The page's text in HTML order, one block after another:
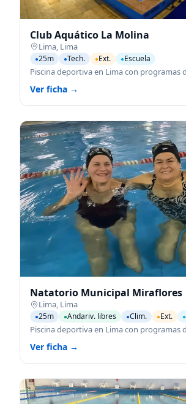
Club Aquático La Molina
Lima, Lima
●25m ●Tech. ●Ext. ●Escuela
Ver ficha →
Natatorio Municipal Miraflores
Lima, Lima
●25m ●Andariv. libres ●Clim. ●Ext. ●
Ver ficha →